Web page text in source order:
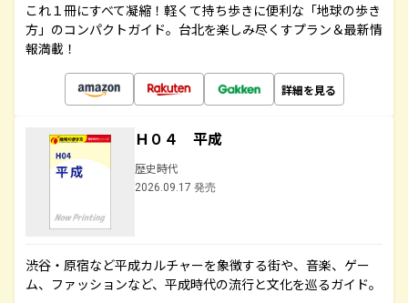
これ１冊にすべて凝縮！軽くて持ち歩きに便利な「地球の歩き
方」のコンパクトガイド。台北を楽しみ尽くすプラン＆最新情
報満載！
詳細を見る
Ｈ０４ 平成
歴史時代
2026.09.17 発売
渋谷・原宿など平成カルチャーを象徴する街や、音楽、ゲー
ム、ファッションなど、平成時代の流行と文化を巡るガイド。